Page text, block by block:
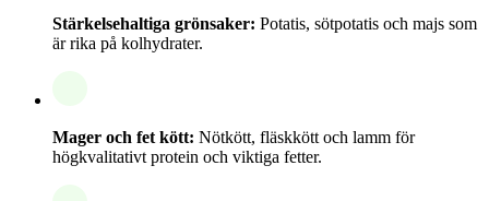
Stärkelsehaltiga grönsaker: Potatis, sötpotatis och majs som
är rika på kolhydrater.
Mager och fet kött: Nötkött, fläskkött och lamm för
högkvalitativt protein och viktiga fetter.